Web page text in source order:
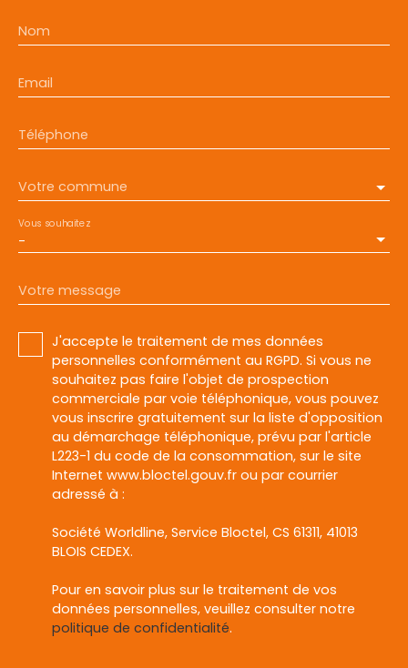
Nom
Email
Téléphone
Votre commune
-
Vous souhaitez
Votre message
J'accepte le traitement de mes données
personnelles conformément au RGPD. Si vous ne
souhaitez pas faire l'objet de prospection
commerciale par voie téléphonique, vous pouvez
vous inscrire gratuitement sur la liste d'opposition
au démarchage téléphonique, prévu par l'article
L223-1 du code de la consommation, sur le site
Internet www.bloctel.gouv.fr ou par courrier
adressé à :
Société Worldline, Service Bloctel, CS 61311, 41013
BLOIS CEDEX.
Pour en savoir plus sur le traitement de vos
données personnelles, veuillez consulter notre
politique de confidentialité.